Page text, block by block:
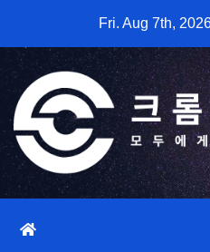
content
Fri. Aug 7th,